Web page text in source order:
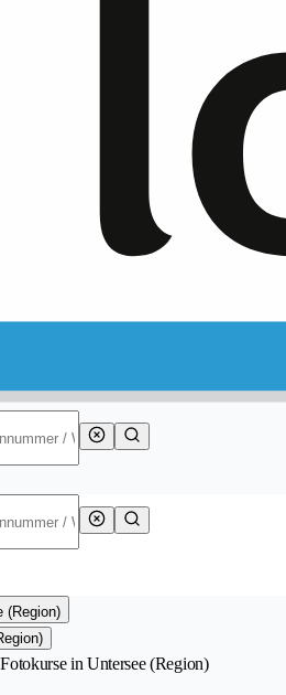
(Region)
in Untersee (Region)